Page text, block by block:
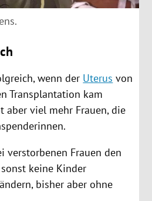
wenn der Uterus von
Transplantation kam
aber viel mehr Frauen, die
verstorbenen Frauen den
keine Kinder
bisher aber ohne